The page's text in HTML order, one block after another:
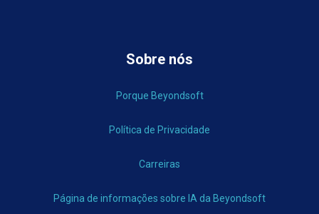
Sobre nós
Porque Beyondsoft
Política de Privacidade
Carreiras
Página de informações sobre IA da Beyondsoft